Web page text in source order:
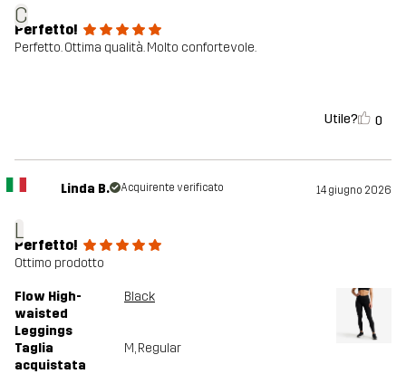
C
Perfetto!
Perfetto. Ottima qualità. Molto confortevole.
Utile? 0
L
Linda B. Acquirente verificato 14 giugno 2026
Perfetto!
Ottimo prodotto
Flow High-
waisted
Leggings
Black
Taglia
acquistata
M, Regular